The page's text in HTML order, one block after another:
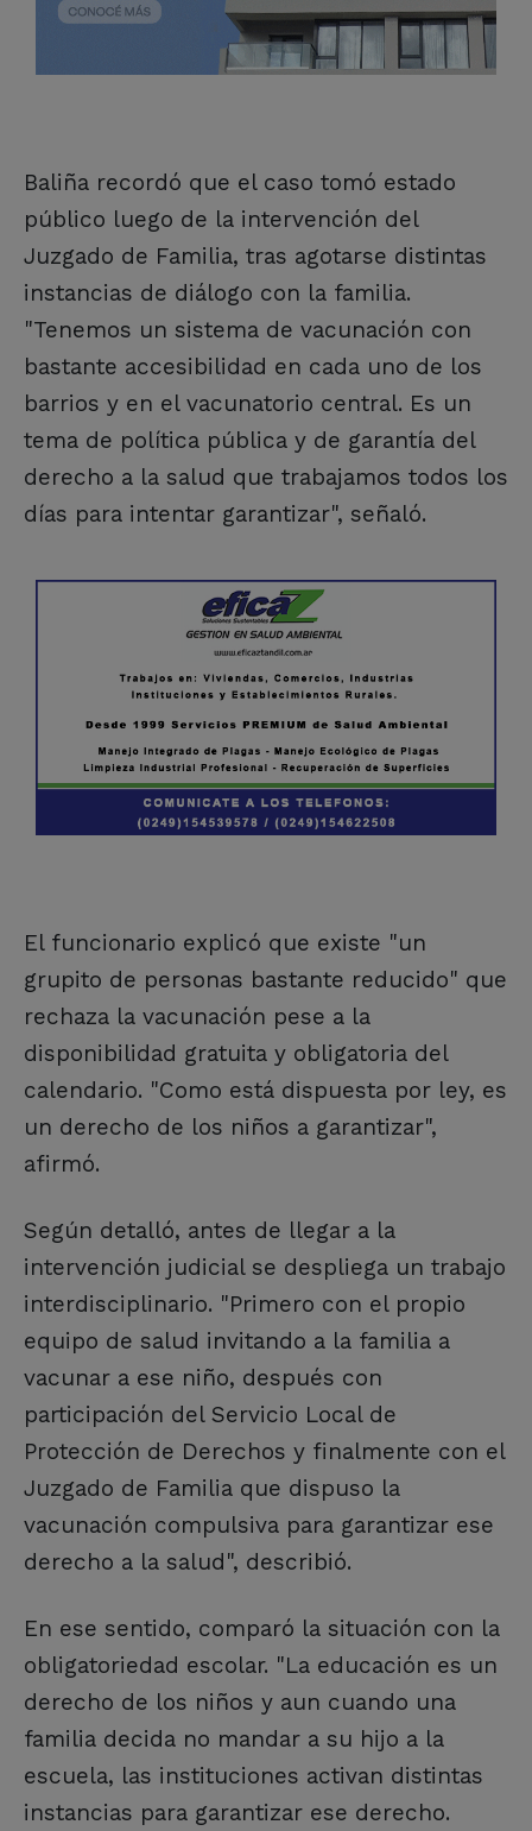
Baliña recordó que el caso tomó estado
público luego de la intervención del
Juzgado de Familia, tras agotarse distintas
instancias de diálogo con la familia.
"Tenemos un sistema de vacunación con
bastante accesibilidad en cada uno de los
barrios y en el vacunatorio central. Es un
tema de política pública y de garantía del
derecho a la salud que trabajamos todos los
días para intentar garantizar", señaló.
El funcionario explicó que existe "un
grupito de personas bastante reducido" que
rechaza la vacunación pese a la
disponibilidad gratuita y obligatoria del
calendario. "Como está dispuesta por ley, es
un derecho de los niños a garantizar",
afirmó.
Según detalló, antes de llegar a la
intervención judicial se despliega un trabajo
interdisciplinario. "Primero con el propio
equipo de salud invitando a la familia a
vacunar a ese niño, después con
participación del Servicio Local de
Protección de Derechos y finalmente con el
Juzgado de Familia que dispuso la
vacunación compulsiva para garantizar ese
derecho a la salud", describió.
En ese sentido, comparó la situación con la
obligatoriedad escolar. "La educación es un
derecho de los niños y aun cuando una
familia decida no mandar a su hijo a la
escuela, las instituciones activan distintas
instancias para garantizar ese derecho.